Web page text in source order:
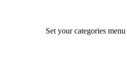
Set your categories